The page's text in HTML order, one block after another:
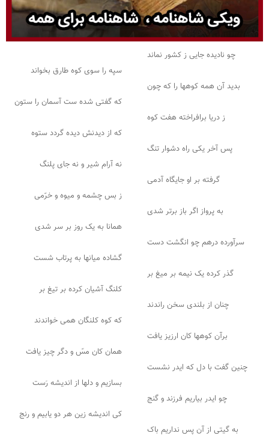
چو نادیده جایی ز کشور نماند
سپه را سوی کوه طارق بخواند
بدید آن همه کوهها را که چون
که گفتی شده ست آسمان را ستون
ز دریا برافراخته هفت کوه
که از دیدنش دیده گردد ستوه
پس آخر یکی راه دشوار تنگ
نه آرام شیر و نه جای پلنگ
گرفته بر او جایگاه آدمی
ز بس چشمه و میوه و خرّمی
به پرواز اگر باز برتر شدی
همانا به یک روز بر سر شدی
سرآورده درهم چو انگشت دست
گشاده میانها به پرتاب شست
گذر کرده یک نیمه بر میغ بر
کلنگ آشیان کرده بر تیغ بر
چنان از بلندی سخن راندند
که کوه کلنگان همی خواندند
برآن کوهها کان ارزیز یافت
همان کان مسّ و دگر چیز یافت
چنین گفت با دل که ایدر نشست
بسازیم و دلها از اندیشه رَست
چو ایدر بیاریم فرزند و گنج
کی اندیشه زین هر دو یابیم و رنج
به گیتی از آن پس نداریم باک